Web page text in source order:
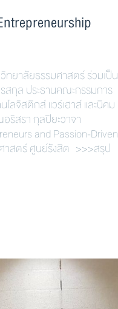
ยาลัยธรรมศาสตร์ ร่วมเป็น
สกุล ประธานคณะกรรมการ
ลจิสติกส์ แวร์เฮาส์ และนิคม
ริสรา กุลปิยะวาจา
and Passion-Driven
าสตร์ ศูนย์รังสิต >>>สรุป